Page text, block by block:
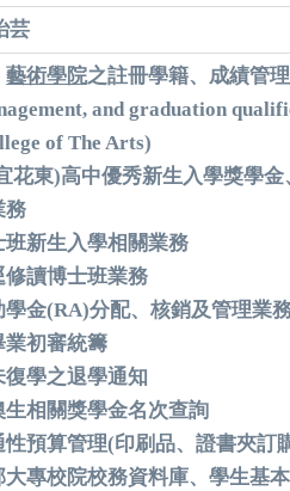
芸
藝術學院之註冊學籍、成績管
and graduation
of The Arts)
花東)高中優秀新生入學獎學
務
班新生入學相關業務
修讀博士班業務
學金(RA)分配、核銷及管理業
業初審統籌
學之退學通知
生相關獎學金名次查詢
性預算管理(印刷品、證書夾訂
大專校院校務資料庫、學生基